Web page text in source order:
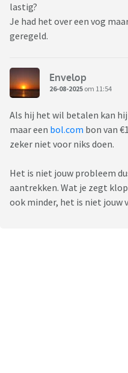
lastig?
Je had het over een vog
geregeld.
Envelop
26-08-2025 om 11:54
Als hij het wil betalen kan
maar een bol.com bon van
zeker niet voor niks doen.
Het is niet jouw probleem
aantrekken. Wat je zegt
ook minder, het is niet jouw